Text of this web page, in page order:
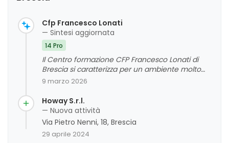
Cfp Francesco Lonati
— Sintesi aggiornata
14 Pro
Il Centro formazione CFP Francesco Lonati di
Brescia si caratterizza per un ambiente molto
curato, moderno e accogliente, con un
disponibile. I clienti esprimono un giudizio
complessivo positivo, evidenziando l'attenzione
all'inclusione e il supporto offerto agli studenti,
anche in presenza di bisogni specifici. La
struttura e l'organizzazione sembrano
9 marzo 2026
Howay S.r.l.
— Nuova attività
Via Pietro Nenni, 18, Brescia
29 aprile 2024